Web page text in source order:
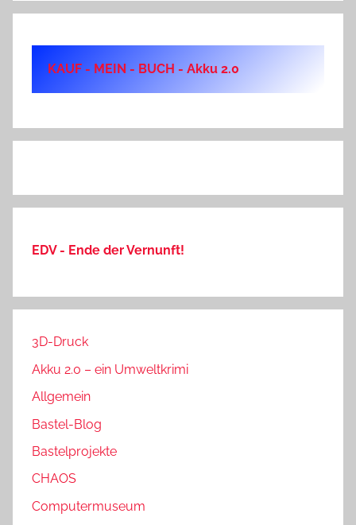
KAUF - MEIN - BUCH - Akku 2.0
EDV - Ende der Vernunft!
3D-Druck
Akku 2.0 – ein Umweltkrimi
Allgemein
Bastel-Blog
Bastelprojekte
CHAOS
Computermuseum